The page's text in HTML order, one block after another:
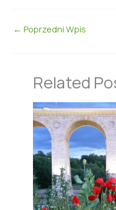
← Poprzedni Wpis
Related